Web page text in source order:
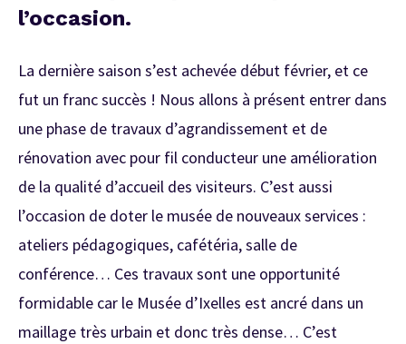
l’occasion.
La dernière saison s’est achevée début février, et ce
fut un franc succès ! Nous allons à présent entrer dans
une phase de travaux d’agrandissement et de
rénovation avec pour fil conducteur une amélioration
de la qualité d’accueil des visiteurs. C’est aussi
l’occasion de doter le musée de nouveaux services :
ateliers pédagogiques, cafétéria, salle de
conférence… Ces travaux sont une opportunité
formidable car le Musée d’Ixelles est ancré dans un
maillage très urbain et donc très dense… C’est